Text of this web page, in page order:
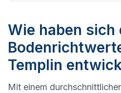
Wie haben sich
Templin
Mit einem